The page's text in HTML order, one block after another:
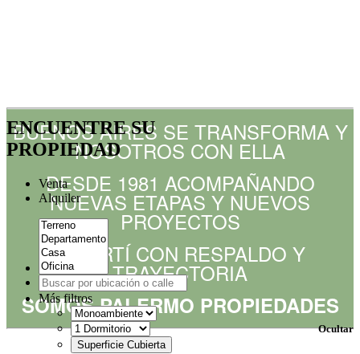
ENCUENTRE SU
PROPIEDAD
Venta
Alquiler
Más filtros
Superficie Cubierta
Ocultar
BUENOS AIRES SE TRANSFORMA Y
NOSOTROS CON ELLA
DESDE 1981 ACOMPAÑANDO
NUEVAS ETAPAS Y NUEVOS
PROYECTOS
INVERTÍ CON RESPALDO Y
TRAYECTORIA
SOMOS PALERMO PROPIEDADES